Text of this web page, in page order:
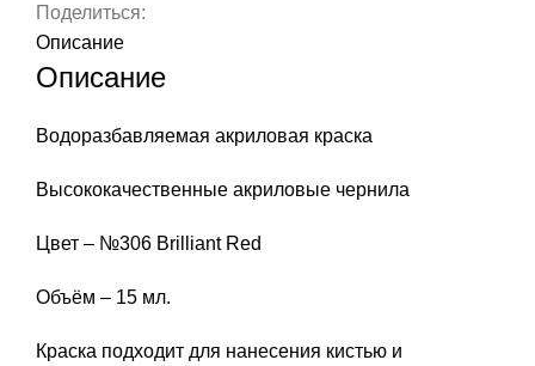
Поделиться:
Описание
Описание
Водоразбавляемая акриловая краска
Высококачественные акриловые чернила
Цвет – №306 Brilliant Red
Объём – 15 мл.
Краска подходит для нанесения кистью и